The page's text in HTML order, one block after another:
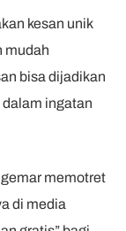
kesan unik
mudah
bisa dijadikan
ingatan
memotret
di media